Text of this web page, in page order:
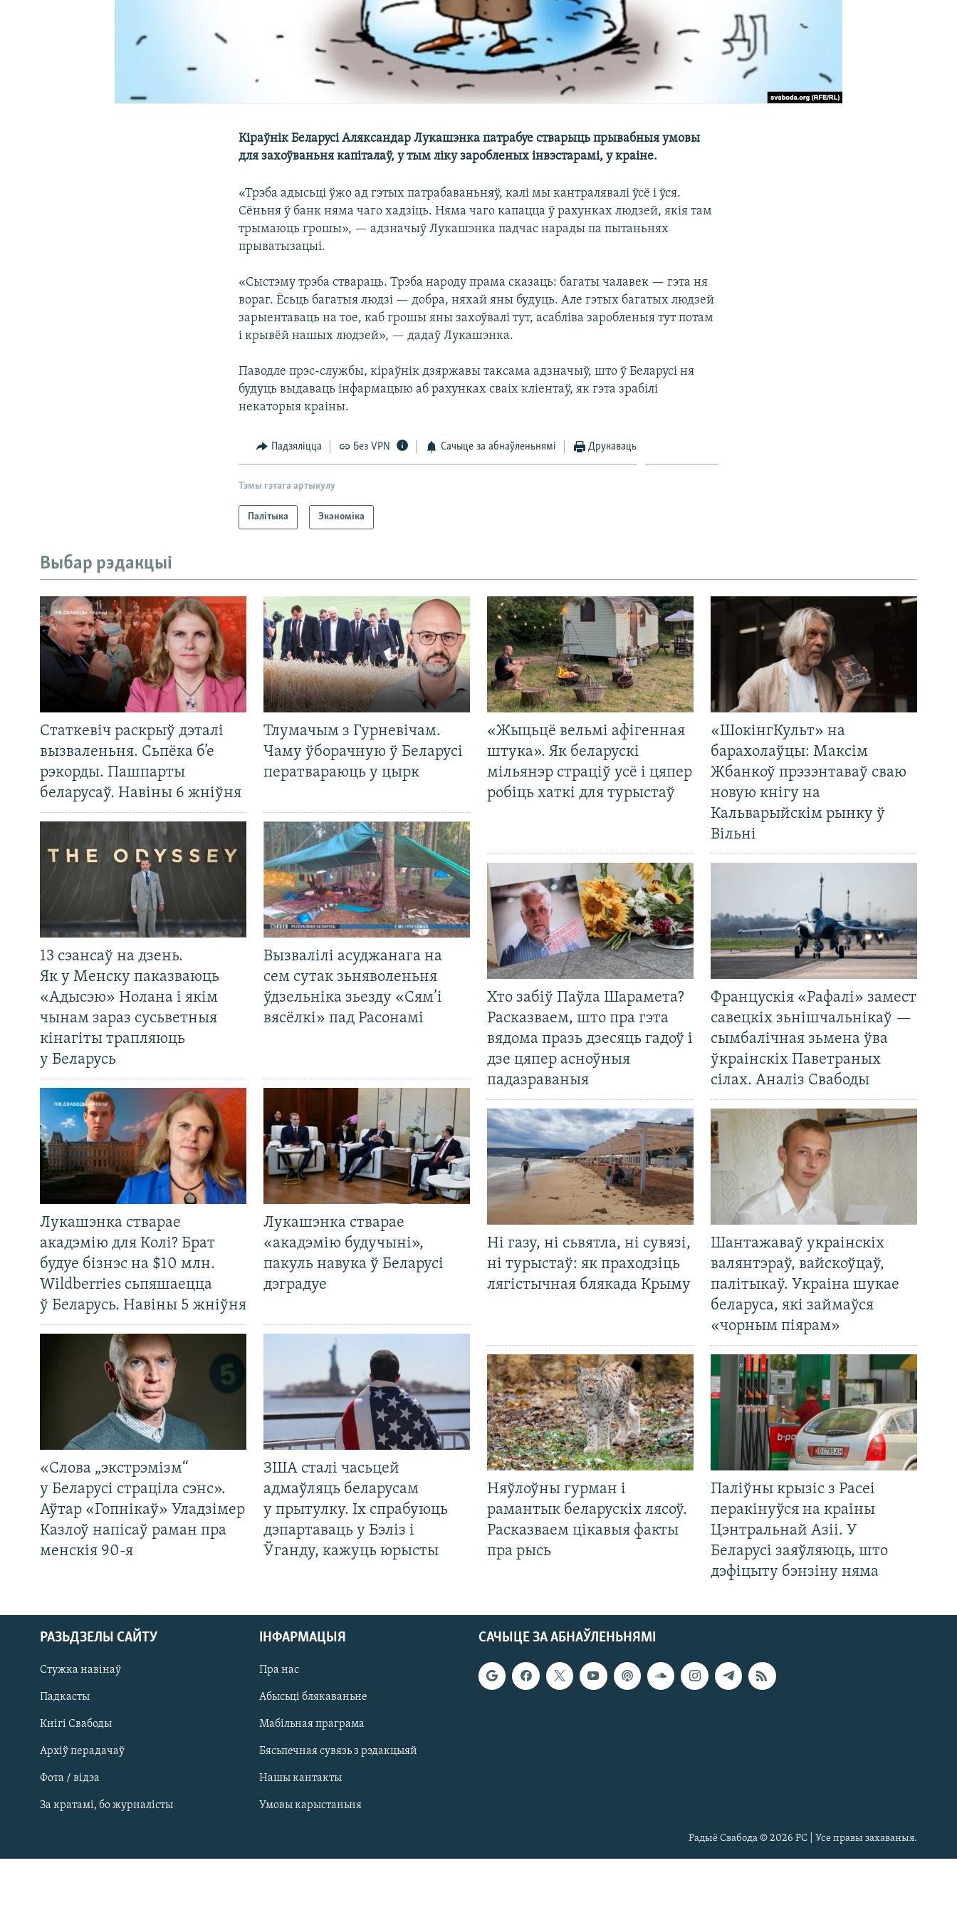
САЧЫЦЕ ЗА АБНАЎЛЕНЬНЯМІ
Кіраўнік Беларусі Аляксандар Лукашэнка патрабуе стварыць прывабныя умовы
для захоўваньня капіталаў, у тым ліку заробленых інвэстарамі, у краіне.
«Трэба адысьці ўжо ад гэтых патрабаваньняў, калі мы кантралявалі ўсё і ўся.
Сёньня ў банк няма чаго хадзіць. Няма чаго капацца ў рахунках людзей, якія там
трымаюць грошы», — адзначыў Лукашэнка падчас нарады па пытаньнях
прыватызацыі.
«Сыстэму трэба ствараць. Трэба народу прама сказаць: багаты чалавек — гэта ня
вораг. Ёсьць багатыя людзі — добра, няхай яны будуць. Але гэтых багатых людзей
зарыентаваць на тое, каб грошы яны захоўвалі тут, асабліва заробленыя тут потам
і крывёй нашых людзей», — дадаў Лукашэнка.
Паводле прэс-службы, кіраўнік дзяржавы таксама адзначыў, што ў Беларусі ня
будуць выдаваць інфармацыю аб рахунках сваіх кліентаў, як гэта зрабілі
некаторыя краіны.
Падзяліцца Без VPN Сачыце за абнаўленьнямі Друкаваць
Тэмы гэтага артыкулу
Палітыка Эканоміка
Выбар рэдакцыі
Статкевіч раскрыў дэталі
вызваленьня. Сьпёка б’е
рэкорды. Пашпарты
беларусаў. Навіны 6 жніўня
Тлумачым з Гурневічам.
Чаму ўборачную ў Беларусі
ператвараюць у цырк
13 сэансаў на дзень.
Як у Менску паказваюць
«Адысэю» Нолана і якім
чынам зараз сусьветныя
кінагіты трапляюць
у Беларусь
Вызвалілі асуджанага на
сем сутак зьняволеньня
ўдзельніка зьезду «Сям’і
вясёлкі» пад Расонамі
Лукашэнка стварае
акадэмію для Колі? Брат
будуе бізнэс на $10 млн.
Wildberries сьпяшаецца
ў Беларусь. Навіны 5 жніўня
Лукашэнка стварае
«акадэмію будучыні»,
пакуль навука ў Беларусі
дэградуе
«Слова „экстрэмізм“
у Беларусі страціла сэнс».
Аўтар «Гопнікаў» Уладзімер
Казлоў напісаў раман пра
менскія 90-я
ЗША сталі часьцей
адмаўляць беларусам
у прытулку. Іх спрабуюць
дэпартаваць у Бэліз і
Ўганду, кажуць юрысты
«Жыцьцё вельмі афігенная
штука». Як беларускі
мільянэр страціў усё і цяпер
робіць хаткі для турыстаў
«ШокінгКульт» на
барахолаўцы: Максім
Жбанкоў прэзэнтаваў сваю
новую кнігу на
Кальварыйскім рынку ў
Вільні
Хто забіў Паўла Шарамета?
Расказваем, што пра гэта
вядома празь дзесяць гадоў і
дзе цяпер асноўныя
падазраваныя
Францускія «Рафалі» замест
савецкіх зьнішчальнікаў —
сымбалічная зьмена ўва
ўкраінскіх Паветраных
сілах. Аналіз Свабоды
Ні газу, ні сьвятла, ні сувязі,
ні турыстаў: як праходзіць
лягістычная блякада Крыму
Шантажаваў украінскіх
валянтэраў, вайскоўцаў,
палітыкаў. Украіна шукае
беларуса, які займаўся
«чорным піярам»
Няўлоўны гурман і
рамантык беларускіх лясоў.
Расказваем цікавыя факты
пра рысь
Паліўны крызіс з Расеі
перакінуўся на краіны
Цэнтральнай Азіі. У
Беларусі заяўляюць, што
дэфіцыту бэнзіну няма
САЧЫЦЕ ЗА АБНАЎЛЕНЬНЯМІ
РАЗЬДЗЕЛЫ САЙТУ
Стужка навінаў
Падкасты
Кнігі Свабоды
Архіў перадачаў
Фота / відэа
За кратамі, бо журналісты
ІНФАРМАЦЫЯ
Пра нас
Абысьці блякаваньне
Мабільная праграма
Бясьпечная сувязь з рэдакцыяй
Нашы кантакты
Умовы карыстаньня
Радыё Свабода © 2026 РС | Усе правы захаваныя.